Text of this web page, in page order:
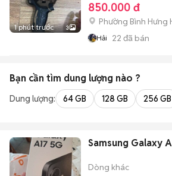
1 phút trước 3
850.000 đ
Phường Bình Hưng
Hải 22 đã bán
Bạn cần tìm dung lượng nào ?
Dung lượng: 64 GB 128 GB 256 GB
Samsung Galaxy
Dòng khác